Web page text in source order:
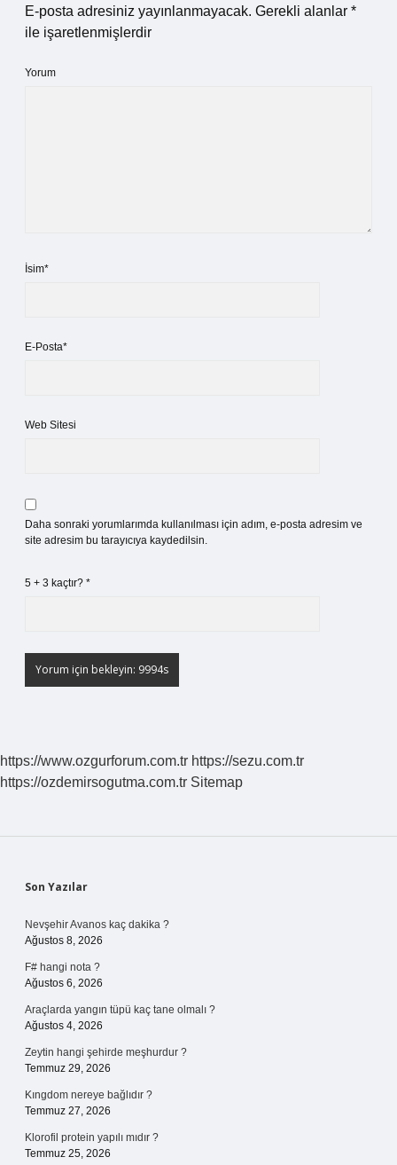
E-posta adresiniz yayınlanmayacak. Gerekli alanlar *
ile işaretlenmişlerdir
Yorum
İsim*
E-Posta*
Web Sitesi
Daha sonraki yorumlarımda kullanılması için adım, e-posta adresim ve
site adresim bu tarayıcıya kaydedilsin.
5 + 3 kaçtır? *
https://www.ozgurforum.com.tr https://sezu.com.tr
https://ozdemirsogutma.com.tr Sitemap
Sidebar
Son Yazılar
Nevşehir Avanos kaç dakika ?
Ağustos 8, 2026
F# hangi nota ?
Ağustos 6, 2026
Araçlarda yangın tüpü kaç tane olmalı ?
Ağustos 4, 2026
Zeytin hangi şehirde meşhurdur ?
Temmuz 29, 2026
Kıngdom nereye bağlıdır ?
Temmuz 27, 2026
Klorofil protein yapılı mıdır ?
Temmuz 25, 2026